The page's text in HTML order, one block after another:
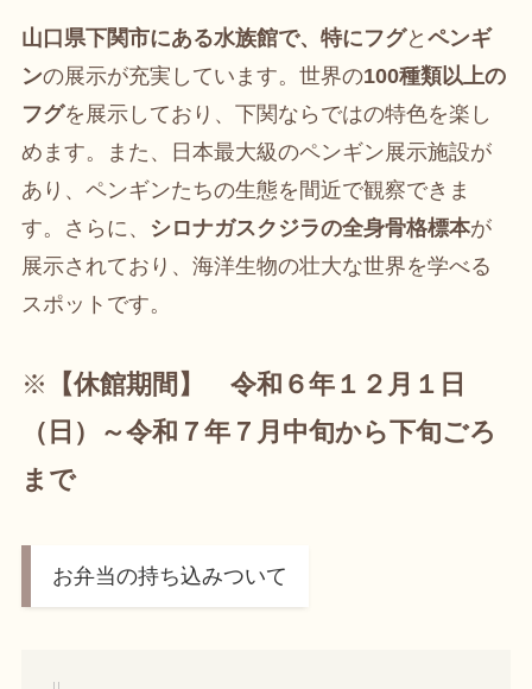
山口県下関市にある水族館で、特にフグと ペンギ
ンの展示が充実しています。世界の100種類以上の
フグを展示しており、下関ならではの特色を楽し
めます。また、日本最大級のペンギン展示施設が
あり、ペンギンたちの生態を間近で観察できま
す。さらに、
シロナガスクジラの全身骨格標本が
展示されており、海洋生物の壮大な世界を学べる
スポットです。
※
【休館期間】 令和６年１２月１日
（日）～令和７年７月中旬から下旬ごろ
まで
お弁当の持ち込みついて